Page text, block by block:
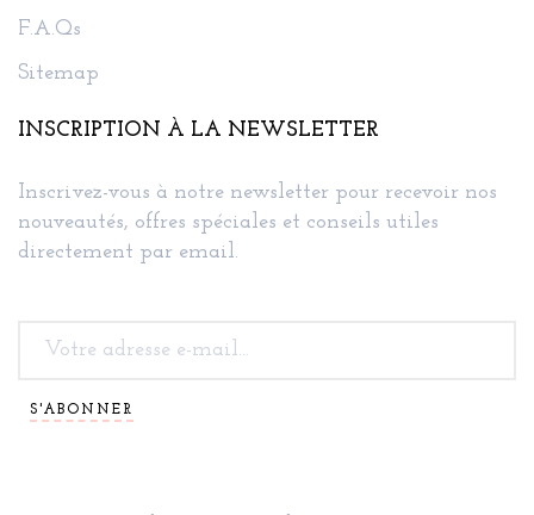
F.A.Qs
Sitemap
INSCRIPTION À LA NEWSLETTER
Inscrivez-vous à notre newsletter pour recevoir nos
nouveautés, offres spéciales et conseils utiles
directement par email.
S'ABONNER